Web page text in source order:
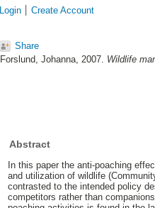
Login Create Account
Share
Forslund, Johanna, 2007. Wildlife
Abstract
In this paper the anti-poaching
and utilization of wildlife
contrasted to the intended policy
competitors rather than